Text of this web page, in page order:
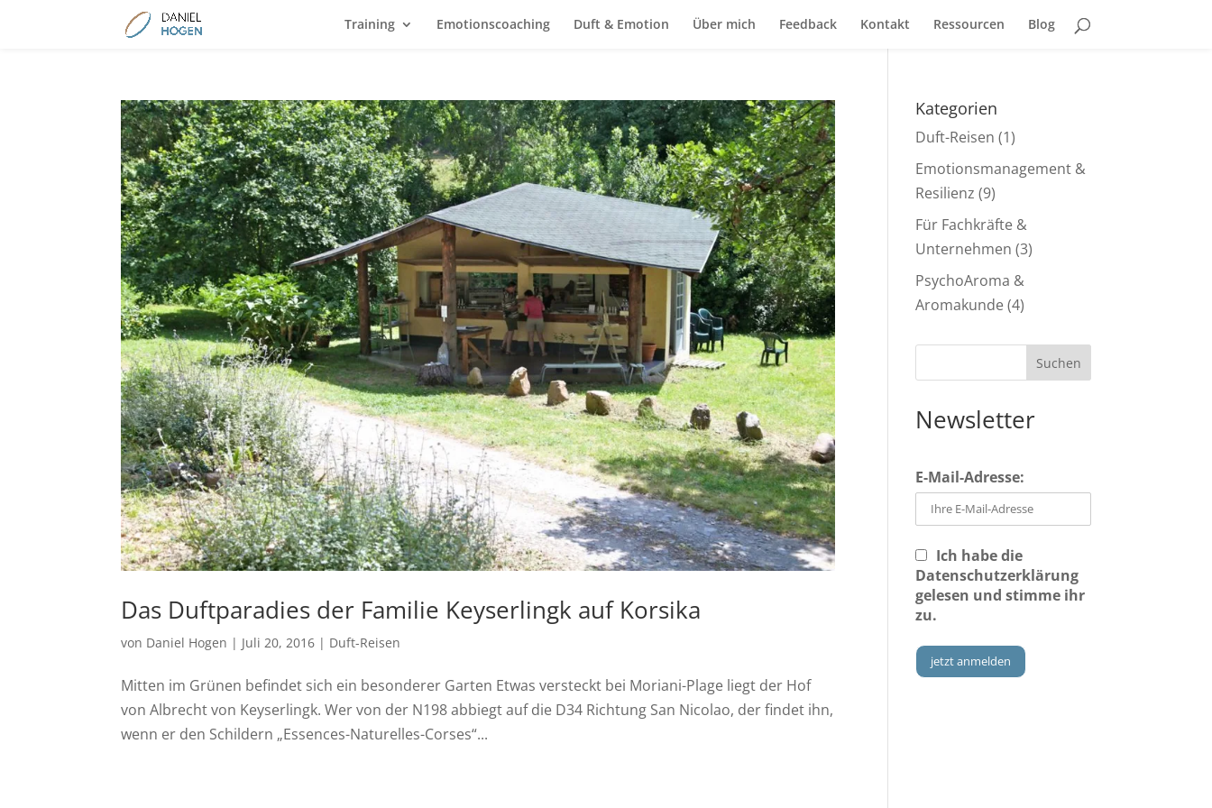
Training Emotionscoaching Duft & Emotion Über mich Feedback Kontakt Ressourcen Blog
Das Duftparadies der Familie Keyserlingk auf Korsika
von Daniel Hogen | Juli 20, 2016 | Duft-Reisen
Mitten im Grünen befindet sich ein besonderer Garten Etwas versteckt bei Moriani-Plage liegt der Hof
von Albrecht von Keyserlingk. Wer von der N198 abbiegt auf die D34 Richtung San Nicolao, der findet ihn,
wenn er den Schildern „Essences-Naturelles-Corses“...
Kategorien
Duft-Reisen (1)
Emotionsmanagement &
Resilienz (9)
Für Fachkräfte &
Unternehmen (3)
PsychoAroma &
Aromakunde(4)
Newsletter
E-Mail-Adresse:
Ich habe die
Datenschutzerklärung
gelesen und stimme ihr
zu.